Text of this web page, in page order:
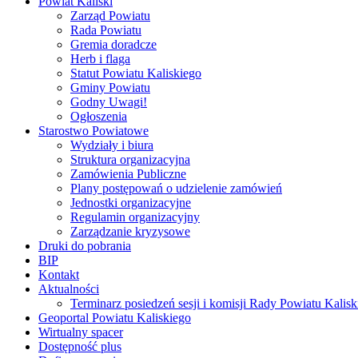
Zarząd Powiatu
Rada Powiatu
Gremia doradcze
Herb i flaga
Statut Powiatu Kaliskiego
Gminy Powiatu
Godny Uwagi!
Ogłoszenia
Starostwo Powiatowe
Wydziały i biura
Struktura organizacyjna
Zamówienia Publiczne
Plany postępowań o udzielenie zamówień
Jednostki organizacyjne
Regulamin organizacyjny
Zarządzanie kryzysowe
Druki do pobrania
BIP
Kontakt
Aktualności
Terminarz posiedzeń sesji i komisji Rady Powiatu
Geoportal Powiatu Kaliskiego
Wirtualny spacer
Dostępność plus